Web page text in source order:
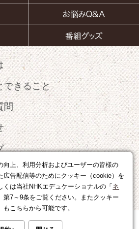
向上、利用分析およびユーザーの皆様の
広告配信等のためにクッキー（cookie）を
くは当社NHKエデュケーショナルの「 ネ
第7～9条をご覧ください。またクッキー
こちらから可能です。
できること
問
ートナーシップについて
情報の取り扱いについて